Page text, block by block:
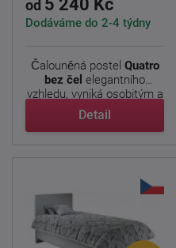
od 5 240 Kč
Dodáváme do 2-4 týdny
Čalouněná postel Quatro
bez čel elegantního
vzhledu, vyniká osobitým a
...
Detail